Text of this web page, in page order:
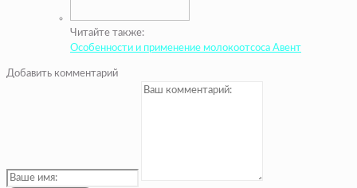
Читайте также:
Особенности и применение молокоотсоса Авент
Добавить комментарий